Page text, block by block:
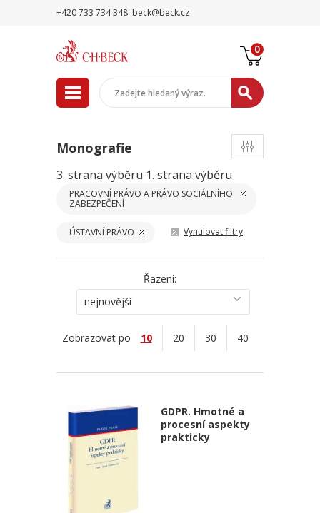
+420 733 734 348 beck@beck.cz
0
Monografie
3. strana výběru 1. strana výběru
PRACOVNÍ PRÁVO A PRÁVO SOCIÁLNÍHO
ZABEZPEČENÍ
ÚSTAVNÍ PRÁVO Vynulovat filtry
Řazení:
nejnovější
Zobrazovat po 10 20 30 40
GDPR. Hmotné a
procesní aspekty
prakticky